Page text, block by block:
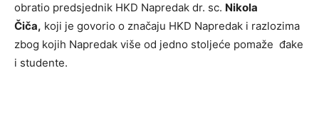
obratio predsjednik HKD Napredak dr. sc. Nikola
Čiča, koji je govorio o značaju HKD Napredak i razlozima
zbog kojih Napredak više od jedno stoljeće pomaže đake
i studente.